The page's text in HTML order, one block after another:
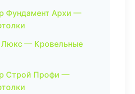
Фундамент Архи —
— Кровельные
Строй Профи —